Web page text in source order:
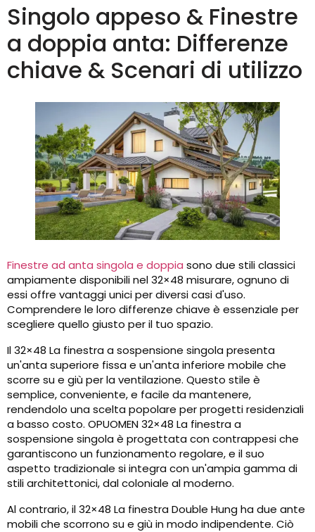
Singolo appeso & Finestre
a doppia anta: Differenze
chiave & Scenari di utilizzo
Finestre ad anta singola e doppia sono due stili classici
ampiamente disponibili nel 32×48 misurare, ognuno di
essi offre vantaggi unici per diversi casi d'uso.
Comprendere le loro differenze chiave è essenziale per
scegliere quello giusto per il tuo spazio.
Il 32×48 La finestra a sospensione singola presenta
un'anta superiore fissa e un'anta inferiore mobile che
scorre su e giù per la ventilazione. Questo stile è
semplice, conveniente, e facile da mantenere,
rendendolo una scelta popolare per progetti residenziali
a basso costo. OPUOMEN 32×48 La finestra a
sospensione singola è progettata con contrappesi che
garantiscono un funzionamento regolare, e il suo
aspetto tradizionale si integra con un'ampia gamma di
stili architettonici, dal coloniale al moderno.
Al contrario, il 32×48 La finestra Double Hung ha due ante
mobili che scorrono su e giù in modo indipendente. Ciò